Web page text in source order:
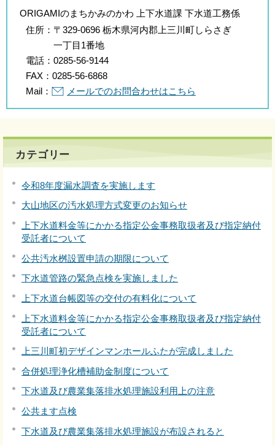
ORIGAMIのまちかみのかわ 上下水道課 下水道工務係
住所： 〒329-0696 栃木県河内郡上三川町しらさぎ
一丁目1番地
電話： 0285-56-9144
FAX： 0285-56-6868
Mail：
メールでのお問合わせはこちら
カテゴリー
令和8年度漏水調査を実施します
大山地区の汚水処理方式変更のお知らせ
上下水道料金等にかかる指定公金事務取扱者及び指定納付
受託者について
公共汚水桝設置申請の期限について
下水道管路の緊急点検を実施しました
上下水道台帳図等の交付の有料化について
上下水道料金等にかかる指定公金事務取扱者及び指定納付
受託者について
上三川町初デザインマンホールふたが完成しました
合併処理浄化槽補助金制度について
下水道及び農業集落排水処理施設利用上の注意
公共ます点検
下水道及び農業集落排水処理施設が布設されると